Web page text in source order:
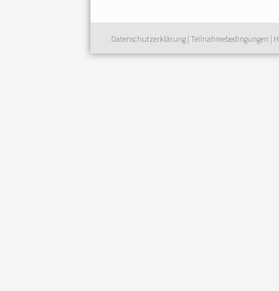
Datenschutzerklärung | Teilnahmebedingungen |